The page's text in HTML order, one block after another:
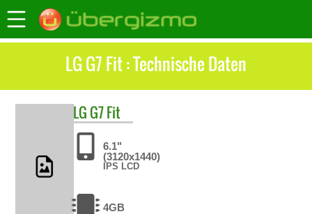
LG G7 Fit : Technische Daten
LG G7 Fit
6.1"
(3120x1440)
IPS LCD
4GB